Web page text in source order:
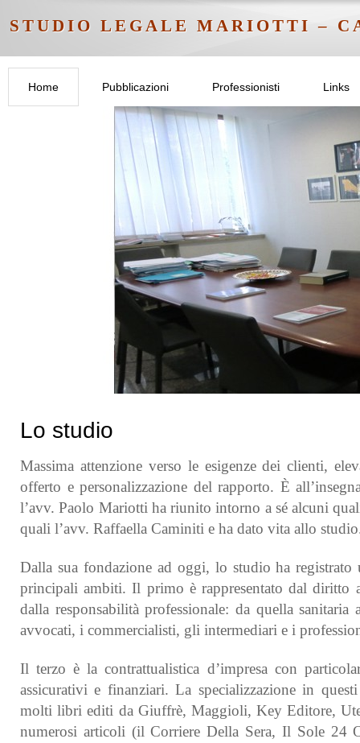
STUDIO LEGALE MARIOTTI –
Home Pubblicazioni Professionisti Links
Lo studio
Massima attenzione verso le esigenze dei clienti,
offerto e personalizzazione del rapporto. È
l’avv. Paolo Mariotti ha riunito intorno a sé alcuni
quali l’avv. Raffaella Caminiti e ha dato vita allo
Dalla sua fondazione ad oggi, lo studio ha registrato
principali ambiti. Il primo è rappresentato dal diritto
dalla responsabilità professionale: da quella
avvocati, i commercialisti, gli intermediari e i
Il terzo è la contrattualistica d’impresa con
assicurativi e finanziari. La specializzazione in
molti libri editi da Giuffrè, Maggioli, Key Editore,
numerosi articoli (il Corriere Della Sera, Il Sole 24